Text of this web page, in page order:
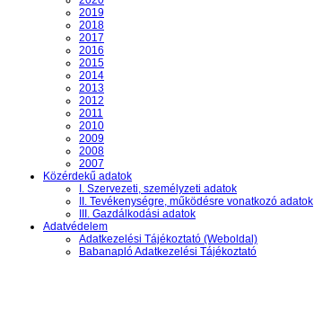
2019
2018
2017
2016
2015
2014
2013
2012
2011
2010
2009
2008
2007
Közérdekű adatok
I. Szervezeti, személyzeti adatok
II. Tevékenységre, működésre vonatkozó adatok
III. Gazdálkodási adatok
Adatvédelem
Adatkezelési Tájékoztató (Weboldal)
Babanapló Adatkezelési Tájékoztató